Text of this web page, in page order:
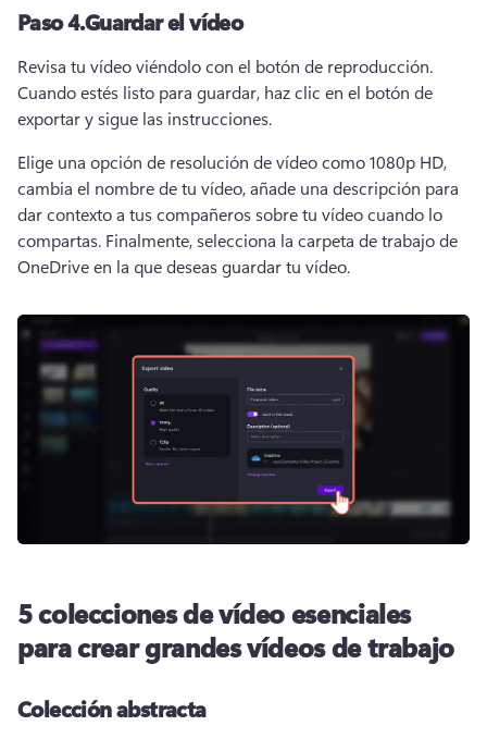
Paso 4.Guardar el vídeo
Cuando estés listo para guardar, haz clic en el botón de
exportar y sigue las instrucciones.
Elige una opción de resolución de vídeo como 1080p HD,
cambia el nombre de tu vídeo, añade una descripción para
dar contexto a tus compañeros sobre tu vídeo cuando lo
compartas. Finalmente, selecciona la carpeta de trabajo de
OneDrive en la que deseas guardar tu vídeo.
5 colecciones de vídeo esenciales
para crear grandes vídeos de trabajo
Colección abstracta